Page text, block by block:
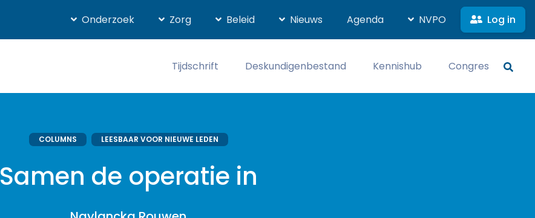
Onderzoek Zorg Beleid Nieuws Agenda NVPO Log in
Tijdschrift Deskundigenbestand Kennishub Congres
COLUMNS LEESBAAR VOOR NIEUWE LEDEN
Samen de operatie in